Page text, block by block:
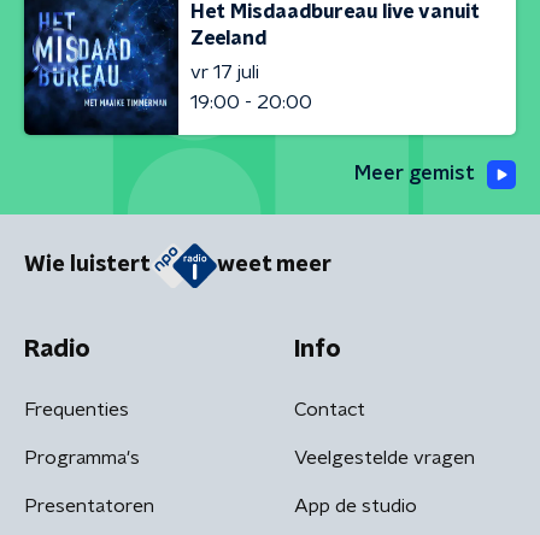
Het Misdaadbureau live vanuit
Zeeland
vr 17 juli
19:00 - 20:00
Meer gemist
Wie luistert weet meer
Radio
Frequenties
Programma's
Presentatoren
Info
Contact
Veelgestelde vragen
App de studio